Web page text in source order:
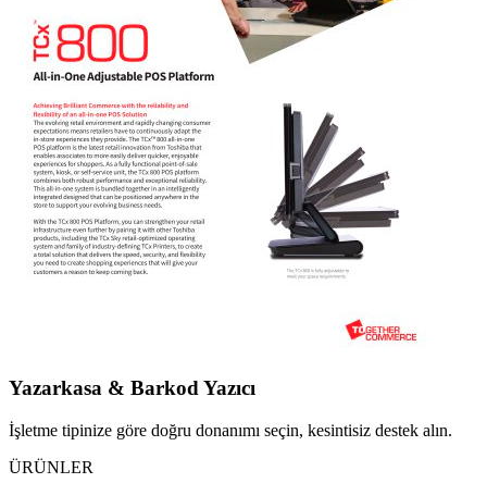
Yazarkasa & Barkod Yazıcı
İşletme tipinize göre doğru donanımı seçin, kesintisiz destek alın.
ÜRÜNLER